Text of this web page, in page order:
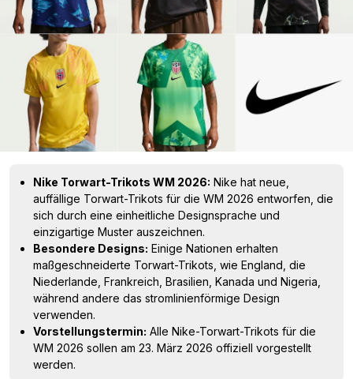
Nike Torwart-Trikots WM 2026: Nike hat neue,
auffällige Torwart-Trikots für die WM 2026 entworfen, die
sich durch eine einheitliche Designsprache und
einzigartige Muster auszeichnen.
Besondere Designs: Einige Nationen erhalten
maßgeschneiderte Torwart-Trikots, wie England, die
Niederlande, Frankreich, Brasilien, Kanada und Nigeria,
während andere das stromlinienförmige Design
verwenden.
Vorstellungstermin: Alle Nike-Torwart-Trikots für die
WM 2026 sollen am 23. März 2026 offiziell vorgestellt
werden.